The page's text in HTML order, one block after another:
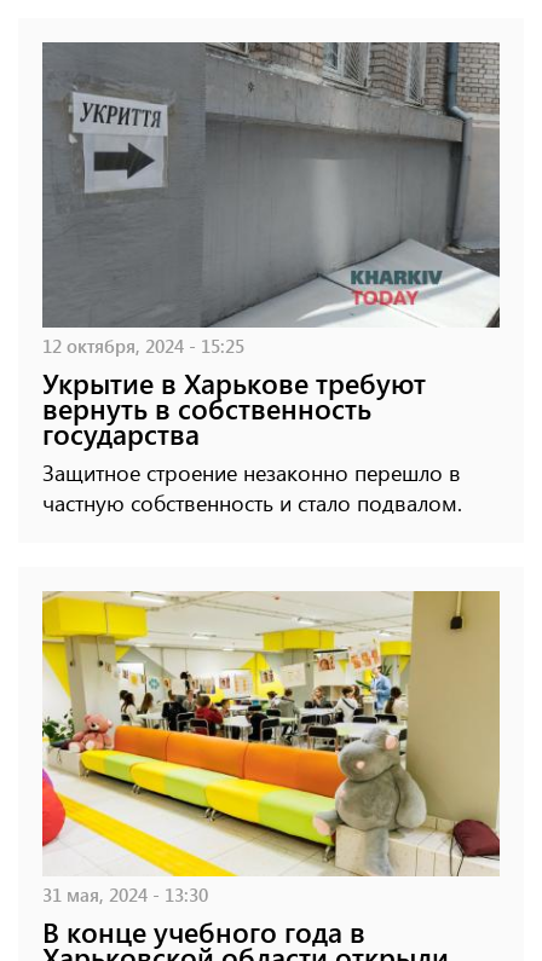
12 октября, 2024 - 15:25
Укрытие в Харькове требуют
вернуть в собственность
государства
Защитное строение незаконно перешло в
частную собственность и стало подвалом.
31 мая, 2024 - 13:30
В конце учебного года в